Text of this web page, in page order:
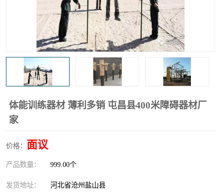
体能训练器材 薄利多销 屯昌县400米障碍器材厂
家
价格： 面议
产品数量： 999.00个
发货地址： 河北省沧州盐山县